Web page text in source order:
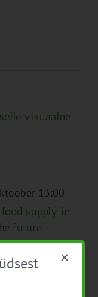
visuaalne
13:00
food supply in
future